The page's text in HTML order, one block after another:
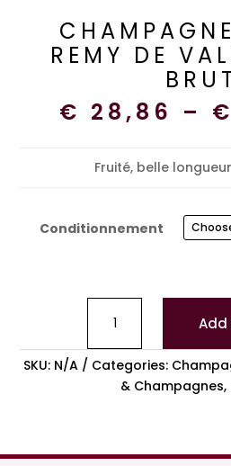
REMY DE
BRUT
€ 28,86 – €
Fruité, belle
Conditionnement
SKU: N/A Categories:
& Champagnes,